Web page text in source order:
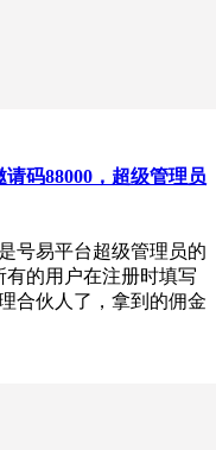
码88000，超级管理员
号易平台超级管理员的
的用户在注册时填写
合伙人了，拿到的佣金